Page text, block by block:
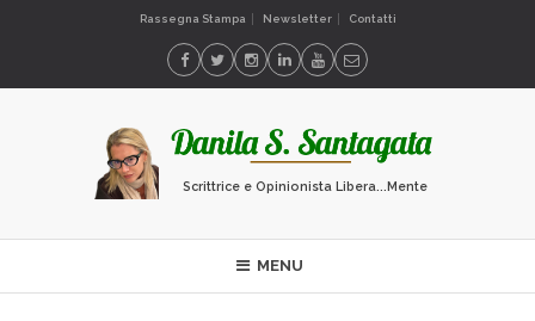
Rassegna Stampa Newsletter Contatti
Scrittrice e Opinionista Libera...Mente
MENU